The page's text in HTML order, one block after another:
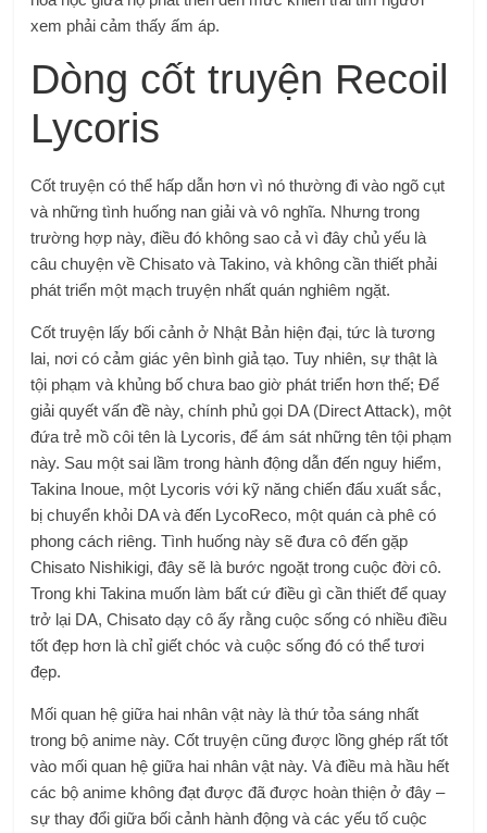
xem phải cảm thấy ấm áp.
Dòng cốt truyện Recoil
Lycoris
Cốt truyện có thể hấp dẫn hơn vì nó thường đi vào ngõ cụt
và những tình huống nan giải và vô nghĩa. Nhưng trong
trường hợp này, điều đó không sao cả vì đây chủ yếu là
câu chuyện về Chisato và Takino, và không cần thiết phải
phát triển một mạch truyện nhất quán nghiêm ngặt.
Cốt truyện lấy bối cảnh ở Nhật Bản hiện đại, tức là tương
lai, nơi có cảm giác yên bình giả tạo. Tuy nhiên, sự thật là
tội phạm và khủng bố chưa bao giờ phát triển hơn thế; Để
giải quyết vấn đề này, chính phủ gọi DA (Direct Attack), một
đứa trẻ mồ côi tên là Lycoris, để ám sát những tên tội phạm
này. Sau một sai lầm trong hành động dẫn đến nguy hiểm,
Takina Inoue, một Lycoris với kỹ năng chiến đấu xuất sắc,
bị chuyển khỏi DA và đến LycoReco, một quán cà phê có
phong cách riêng. Tình huống này sẽ đưa cô đến gặp
Chisato Nishikigi, đây sẽ là bước ngoặt trong cuộc đời cô.
Trong khi Takina muốn làm bất cứ điều gì cần thiết để quay
trở lại DA, Chisato dạy cô ấy rằng cuộc sống có nhiều điều
tốt đẹp hơn là chỉ giết chóc và cuộc sống đó có thể tươi
đẹp.
Mối quan hệ giữa hai nhân vật này là thứ tỏa sáng nhất
trong bộ anime này. Cốt truyện cũng được lồng ghép rất tốt
vào mối quan hệ giữa hai nhân vật này. Và điều mà hầu hết
các bộ anime không đạt được đã được hoàn thiện ở đây –
sự thay đổi giữa bối cảnh hành động và các yếu tố cuộc